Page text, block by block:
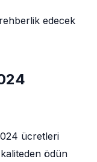
edecek
ücretleri
ödün